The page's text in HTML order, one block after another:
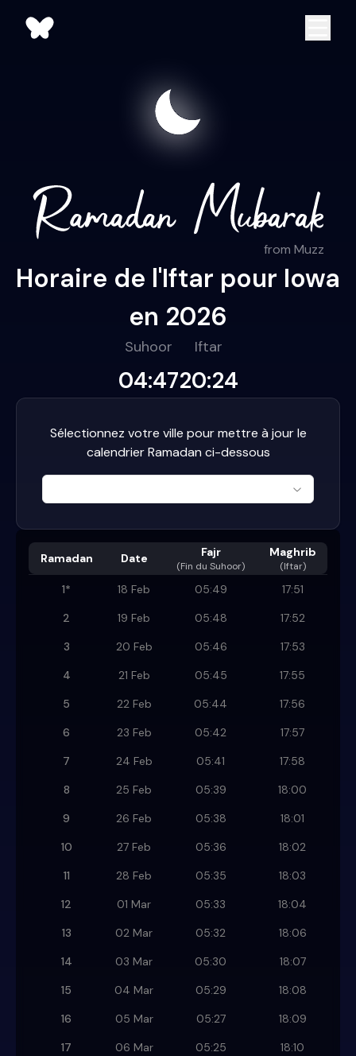
from Muzz
Horaire de l'Iftar pour Iowa
en 2026
Suhoor
04:47
Iftar
20:24
Sélectionnez votre ville pour mettre à jour le
calendrier Ramadan ci-dessous
Ramadan Date Fajr
(Fin du Suhoor)
Maghrib
(Iftar)
1* 18 Feb 05:49
17:51
2
19 Feb 05:48
17:52
3
20 Feb 05:46
17:53
4
21 Feb 05:45
17:55
5
22 Feb 05:44
17:56
6
23 Feb 05:42
17:57
7
24 Feb 05:41
17:58
8
25 Feb 05:39
18:00
9
26 Feb 05:38
18:01
10
27 Feb 05:36
18:02
11
28 Feb 05:35
18:03
12
01 Mar 05:33
18:04
13
02 Mar 05:32
18:06
14
03 Mar 05:30
18:07
15
04 Mar 05:29
18:08
16
05 Mar 05:27
18:09
17
06 Mar 05:25
18:10